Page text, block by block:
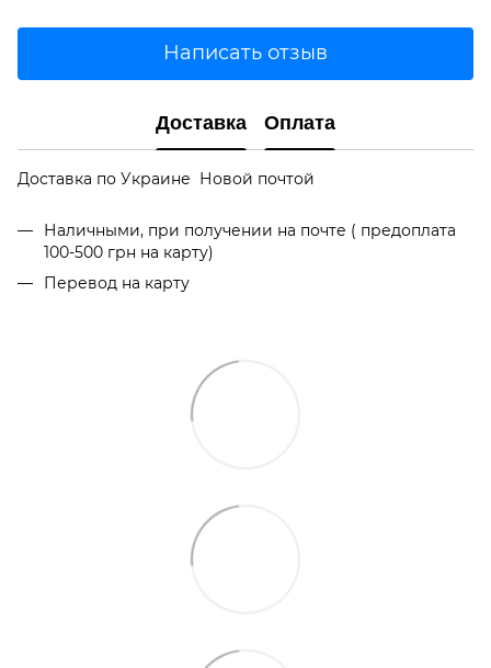
Написать отзыв
Доставка Оплата
Доставка по Украине Новой почтой
Наличными, при получении на почте ( предоплата
100-500 грн на карту)
Перевод на карту